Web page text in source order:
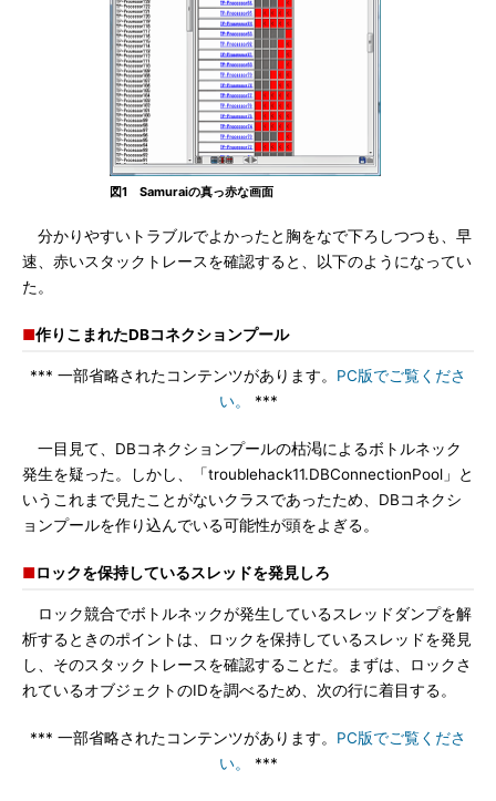
図1 Samuraiの真っ赤な画面
分かりやすいトラブルでよかったと胸をなで下ろしつつも、早
速、赤いスタックトレースを確認すると、以下のようになってい
た。
■作りこまれたDBコネクションプール
*** 一部省略されたコンテンツがあります。 PC版でご覧くださ
い。
***
一目見て、DBコネクションプールの枯渇によるボトルネック
発生を疑った。しかし、「troublehack11.DBConnectionPool」と
いうこれまで見たことがないクラスであったため、DBコネクシ
ョンプールを作り込んでいる可能性が頭をよぎる。
■ロックを保持しているスレッドを発見しろ
ロック競合でボトルネックが発生しているスレッドダンプを解
析するときのポイントは、ロックを保持しているスレッドを発見
し、そのスタックトレースを確認することだ。まずは、ロックさ
れているオブジェクトのIDを調べるため、次の行に着目する。
*** 一部省略されたコンテンツがあります。 PC版でご覧くださ
い。
***